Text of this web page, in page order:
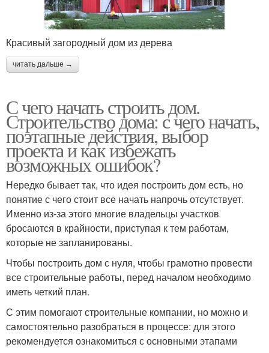
Красивый загородный дом из дерева
читать дальше →
С чего начать строить дом.
Строительство дома: с чего начать,
поэтапные действия, выбор
проекта и как избежать
возможных ошибок?
Нередко бывает так, что идея построить дом есть, но
понятие с чего стоит все начать напрочь отсутствует.
Именно из-за этого многие владельцы участков
бросаются в крайности, приступая к тем работам,
которые не запланированы.
Чтобы построить дом с нуля, чтобы грамотно провести
все строительные работы, перед началом необходимо
иметь четкий план.
С этим помогают строительные компании, но можно и
самостоятельно разобраться в процессе: для этого
рекомендуется ознакомиться с основными этапами